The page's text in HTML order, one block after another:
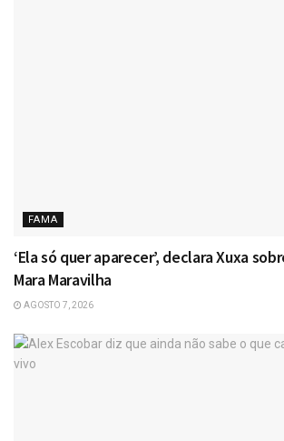
FAMA
‘Ela só quer aparecer’, declara Xuxa
Mara Maravilha
AGOSTO 7, 2026